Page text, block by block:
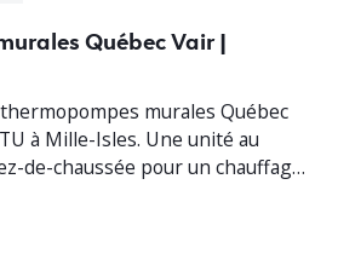
Québec Vair |
murales Québec
à Mille-Isles. Une unité au
de-chaussée pour un chauffage